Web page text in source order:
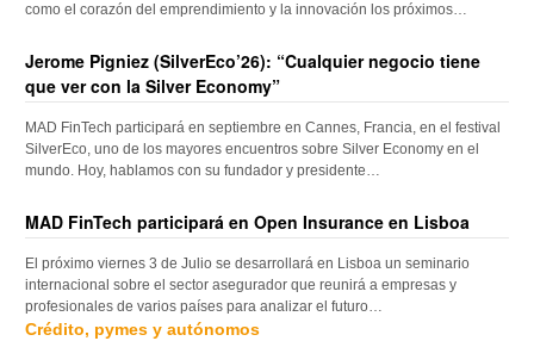
como el corazón del emprendimiento y la innovación los próximos…
Jerome Pigniez (SilverEco’26): “Cualquier negocio tiene
que ver con la Silver Economy”
MAD FinTech participará en septiembre en Cannes, Francia, en el festival
SilverEco, uno de los mayores encuentros sobre Silver Economy en el
mundo. Hoy, hablamos con su fundador y presidente…
MAD FinTech participará en Open Insurance en Lisboa
El próximo viernes 3 de Julio se desarrollará en Lisboa un seminario
internacional sobre el sector asegurador que reunirá a empresas y
profesionales de varios países para analizar el futuro…
Crédito, pymes y autónomos